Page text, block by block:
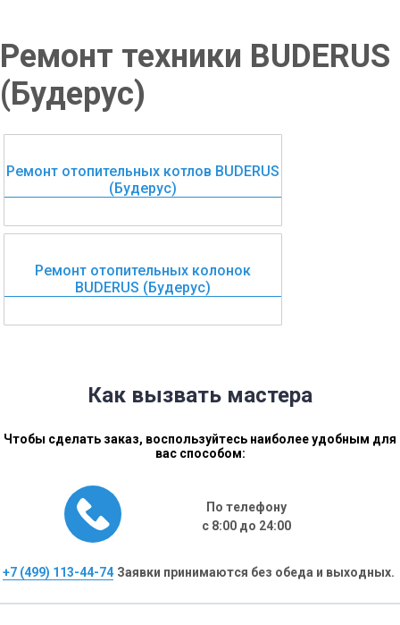
Ремонт техники BUDERUS
(Будерус)
Ремонт отопительных котлов BUDERUS
(Будерус)
Ремонт отопительных колонок
BUDERUS (Будерус)
Как вызвать мастера
Чтобы сделать заказ, воспользуйтесь наиболее удобным для
вас способом:
По телефону
с 8:00 до 24:00
+7 (499) 113-44-74 Заявки принимаются без обеда и выходных.